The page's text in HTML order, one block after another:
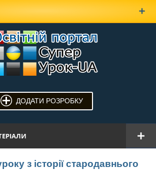
ДОДАТИ РОЗРОБКУ
з історії стародавнього